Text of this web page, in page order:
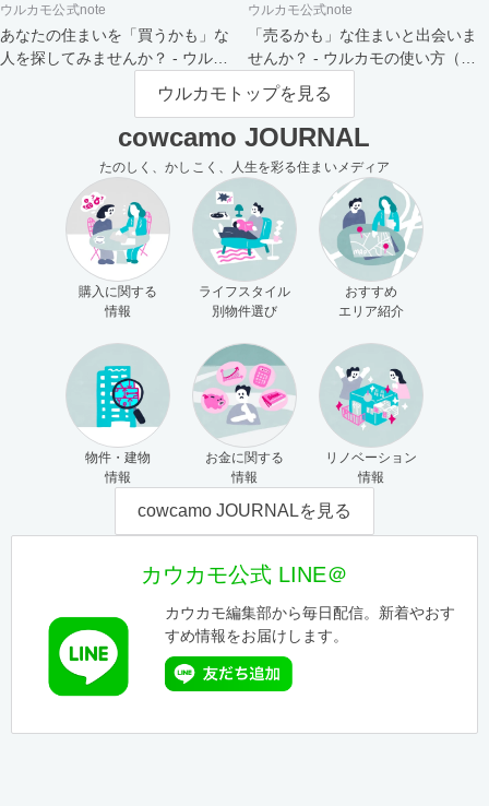
ウルカモ公式note
あなたの住まいを「買うかも」な
人を探してみませんか？ - ウルカ
ウルカモ公式note
「売るかも」な住まいと出会いま
せんか？ - ウルカモの使い方（買
主さま向け）
ウルカモトップを見る
cowcamo JOURNAL
たのしく、かしこく、人生を彩る住まいメディア
購入に関する
情報
ライフスタイル
別物件選び
おすすめ
エリア紹介
物件・建物
情報
お金に関する
情報
リノベーション
情報
cowcamo JOURNALを見る
カウカモ公式 LINE＠
カウカモ編集部から毎日配信。新着やおす
すめ情報をお届けします。